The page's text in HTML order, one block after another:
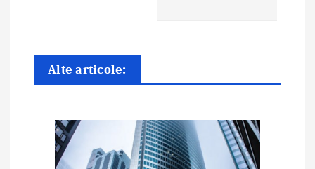
a
r
Alte articole: